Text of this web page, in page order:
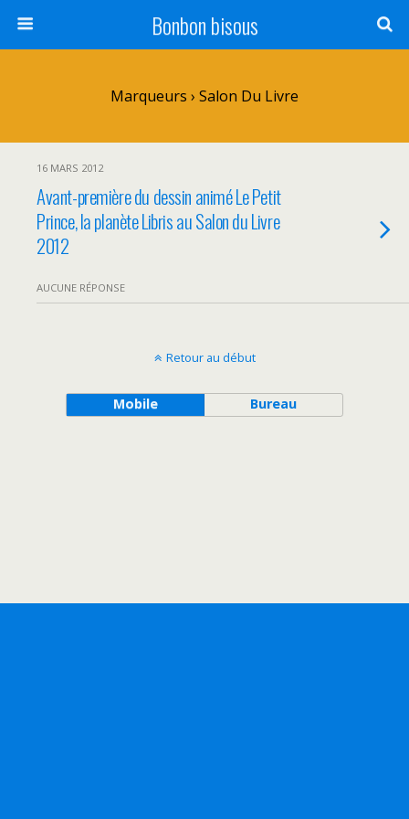
Bonbon bisous
Marqueurs › Salon Du Livre
16 MARS 2012
Avant-première du dessin animé Le Petit
Prince, la planète Libris au Salon du Livre
2012
AUCUNE RÉPONSE
Retour au début
Mobile Bureau